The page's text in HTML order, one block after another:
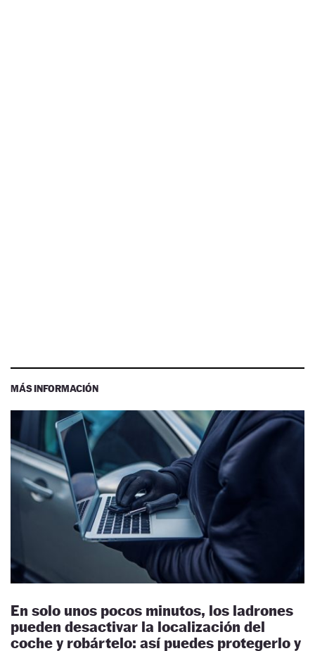
MÁS INFORMACIÓN
En solo unos pocos minutos, los ladrones
pueden desactivar la localización del
coche y robártelo: así puedes protegerlo y